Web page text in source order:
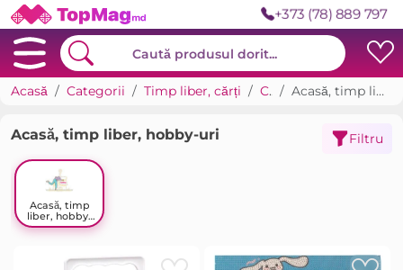
+373 (78) 889 797
Acasă Categorii Timp liber, cărți Cărți Acasă, timp liber, hobby-uri
Acasă, timp liber, hobby-uri Filtru
Acasă, timp
liber, hobby-
uri